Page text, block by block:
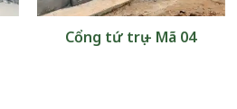
Cổng tứ trụ – Mã 04